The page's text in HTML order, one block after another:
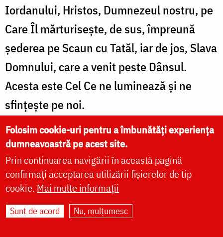
Iordanului, Hristos, Dumnezeul nostru, pe
Care Îl mărturiseşte, de sus, împreună
şederea pe Scaun cu Tatăl, iar de jos, Slava
Domnului, care a venit peste Dânsul.
Acesta este Cel Ce ne luminează şi ne
sfinţeşte pe noi.
Alătură-te comunității noastre pe
WhatsApp, Instagramși
Folosim cookie-uri pentru a îmbunătăți experiența
dumneavoastră pe acest site.
Prin continuarea navigării în această pagină
confirmați acceptarea utilizării fișierelor de tip
cookie. Mai multe informații
Sunt de acord Nu, mulțumesc